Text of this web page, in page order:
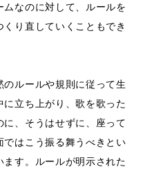
なのに対して、ルールを
り直していくこともでき
ルールや規則に従って生
立ち上がり、歌を歌った
に、そうはせずに、座って
ではこう振る舞うべきとい
す。ルールが明示された